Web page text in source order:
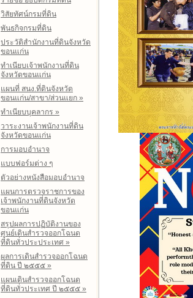
วิสัยทัศน์กรมที่ดิน
พันธกิจกรมที่ดิน
ประวัติสำนักงานที่ดินจังหวัด
ขอนแก่น
ทำเนียบเจ้าพนักงานที่ดิน
จังหวัดขอนแก่น
แผนที่ สนง.ที่ดินจังหวัด
ขอนแก่น/สาขา/ส่วนแยก »
ทำเนียบบุคลากร »
วาระงานเจ้าพนักงานที่ดิน
จังหวัดขอนแก่น
การมอบอำนาจ
แบบฟอร์มต่าง ๆ
ตัวอย่างหนังสือมอบอำนาจ
แผนการตรวจราชการของ
เจ้าพนักงานที่ดินจังหวัด
ขอนแก่น
สรุปผลการปฏิบัติงานของ
ศูนย์เดินสำรวจออกโฉนด
ที่ดินทั่วประประเทศ »
ผลการเดินสำรวจออกโฉนด
ที่ดิน ปี ๒๕๕๕ »
แผนเดินสำรวจออกโฉนด
ที่ดินทั่วประเทศ ปี ๒๕๕๕ »